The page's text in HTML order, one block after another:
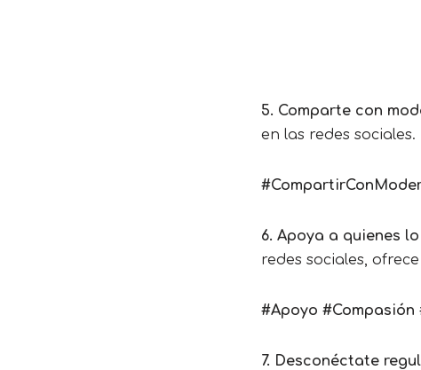
5. Comparte con
en las redes
6. Apoya a quienes
redes sociales,
#Apoyo #Compasión
7. Desconéctate